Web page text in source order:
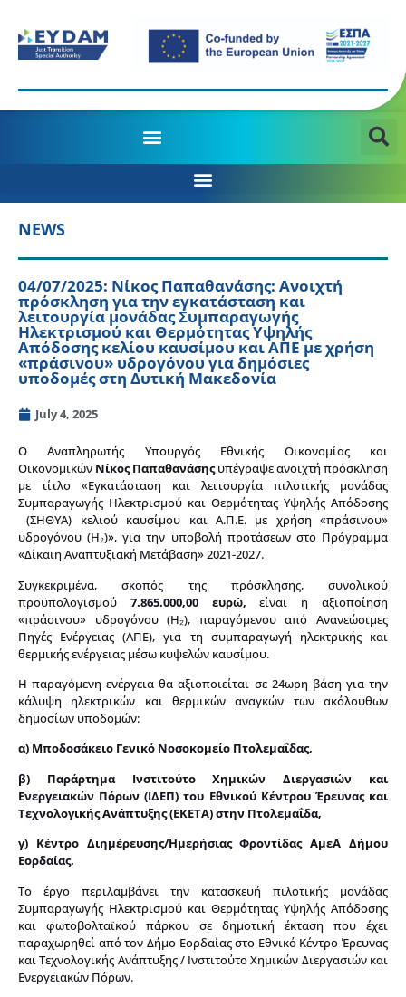
NEWS
04/07/2025: Νίκος Παπαθανάσης: Ανοιχτή
πρόσκληση για την εγκατάσταση και
λειτουργία μονάδας Συμπαραγωγής
Ηλεκτρισμού και Θερμότητας Υψηλής
Απόδοσης κελίου καυσίμου και ΑΠΕ με χρήση
«πράσινου» υδρογόνου για δημόσιες
υποδομές στη Δυτική Μακεδονία
July 4, 2025
Ο Αναπληρωτής Υπουργός Εθνικής Οικονομίας και
Οικονομικών Νίκος Παπαθανάσηςυπέγραψε ανοιχτή πρόσκληση
με τίτλο «Εγκατάσταση και λειτουργία πιλοτικής μονάδας
Συμπαραγωγής Ηλεκτρισμού και Θερμότητας Υψηλής Απόδοσης
(ΣΗΘΥΑ) κελιού καυσίμου και Α.Π.Ε. με χρήση «πράσινου»
υδρογόνου (Η₂)», για την υποβολή προτάσεων στο Πρόγραμμα
«Δίκαιη Αναπτυξιακή Μετάβαση» 2021-2027.
Συγκεκριμένα, σκοπός της πρόσκλησης, συνολικού
προϋπολογισμού 7.865.000,00 ευρώ, είναι η αξιοποίηση
«πράσινου» υδρογόνου (Η₂), παραγόμενου από Ανανεώσιμες
Πηγές Ενέργειας (ΑΠΕ), για τη συμπαραγωγή ηλεκτρικής και
θερμικής ενέργειας μέσω κυψελών καυσίμου.
Η παραγόμενη ενέργεια θα αξιοποιείται σε 24ωρη βάση για την
κάλυψη ηλεκτρικών και θερμικών αναγκών των ακόλουθων
δημοσίων υποδομών:
α) Μποδοσάκειο Γενικό Νοσοκομείο Πτολεμαΐδας,
β) Παράρτημα Ινστιτούτο Χημικών Διεργασιών και
Ενεργειακών Πόρων (ΙΔΕΠ) του Εθνικού Κέντρου Έρευνας και
Τεχνολογικής Ανάπτυξης (ΕΚΕΤΑ) στην Πτολεμαΐδα,
γ) Κέντρο Διημέρευσης/Ημερήσιας Φροντίδας ΑμεΑ Δήμου
Εορδαίας.
Το έργο περιλαμβάνει την κατασκευή πιλοτικής μονάδας
Συμπαραγωγής Ηλεκτρισμού και Θερμότητας Υψηλής Απόδοσης
και φωτοβολταϊκού πάρκου σε δημοτική έκταση που έχει
παραχωρηθεί από τον Δήμο Εορδαίας στο Εθνικό Κέντρο Έρευνας
και Τεχνολογικής Ανάπτυξης / Ινστιτούτο Χημικών Διεργασιών και
Ενεργειακών Πόρων.